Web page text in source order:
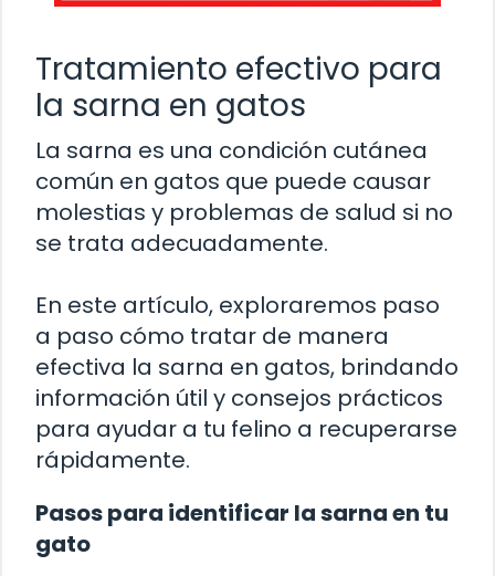
Tratamiento efectivo para
la sarna en gatos
La sarna es una condición cutánea
común en gatos que puede causar
molestias y problemas de salud si no
se trata adecuadamente.
En este artículo, exploraremos paso
a paso cómo tratar de manera
efectiva la sarna en gatos, brindando
información útil y consejos prácticos
para ayudar a tu felino a recuperarse
rápidamente.
Pasos para identificar la sarna en tu
gato